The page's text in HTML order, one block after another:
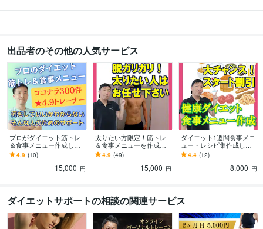
出品者のその他の人気サービス
プロがダイエット筋トレ
＆食事メニュー作成しま
す 質問無制限！後は続け
るだけのダイエットメニ
ューで迷わない！
4.9 (10)
15,000 円
太りたい方限定！筋トレ
＆食事メニューを作成し
ます ガリガリ体型の方の
ための筋トレ＆食事マニ
ュアルでもう迷わない
4.9 (49)
15,000 円
ダイエット1週間食事メニ
ュー・レシピ集作成しま
す 健康管理士・プロトレ
ーナーがダイエット献立
オーダーメイド作成
4.4 (12)
8,000 円
ダイエットサポートの相談の関連サービス